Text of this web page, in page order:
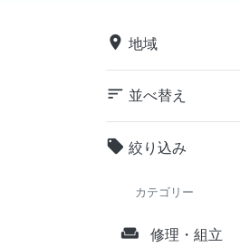
place 地域
sort 並べ替え
local_offer 絞り込み
カテゴリー
weekend 修理・組立